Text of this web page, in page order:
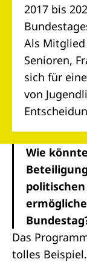
2017 bis
Als
Senioren,
sich für
von
Wie
Das
tolles